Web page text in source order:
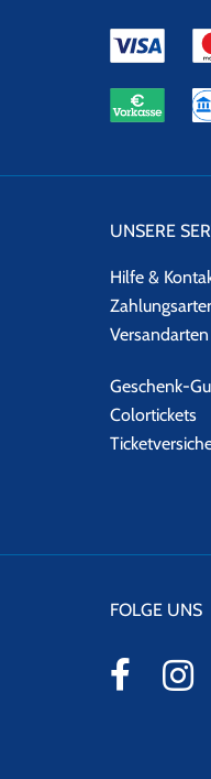
UNSERE
Hilfe &
Versandarten
Geschenk-
Colortickets
FOLGE UNS